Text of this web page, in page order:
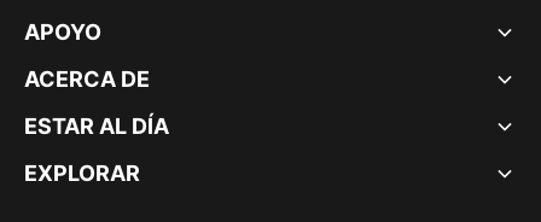
APOYO
ACERCA DE
ESTAR AL DÍA
EXPLORAR